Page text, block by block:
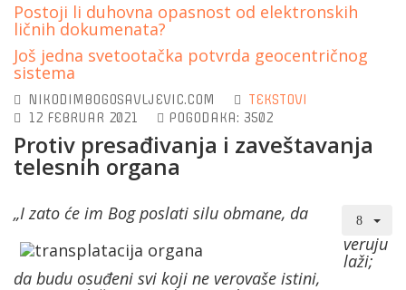
Postoji li duhovna opasnost od elektronskih
ličnih dokumenata?
Još jedna svetootačka potvrda geocentričnog
sistema
NIKODIMBOGOSAVLJEVIC.COM
TEKSTOVI
12 FEBRUAR 2021
POGODAKA: 3502
Protiv presađivanja i zaveštavanja
telesnih organa
„I zato će im Bog poslati silu obmane, da
veruju
laži;
da budu osuđeni svi koji ne verovaše istini,